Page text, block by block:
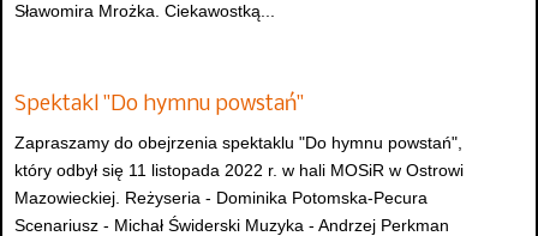
Sławomira Mrożka. Ciekawostką...
Spektakl "Do hymnu powstań"
Zapraszamy do obejrzenia spektaklu "Do hymnu powstań",
który odbył się 11 listopada 2022 r. w hali MOSiR w Ostrowi
Mazowieckiej. Reżyseria - Dominika Potomska-Pecura
Scenariusz - Michał Świderski Muzyka - Andrzej Perkman